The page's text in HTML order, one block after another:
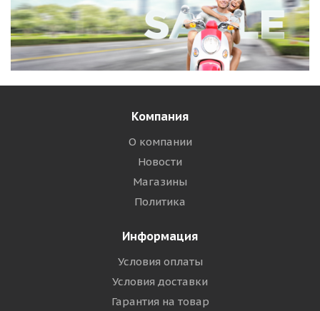
Компания
О компании
Новости
Магазины
Политика
Информация
Условия оплаты
Условия доставки
Гарантия на товар